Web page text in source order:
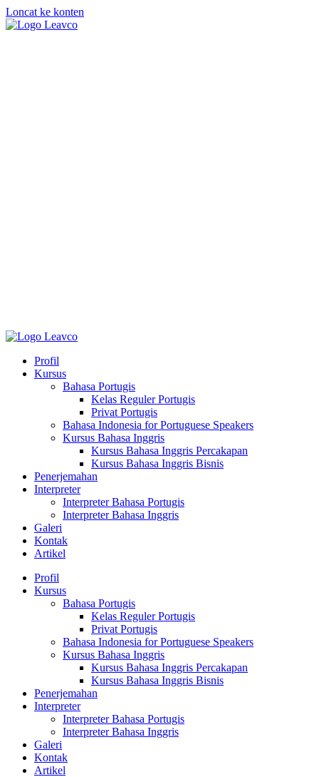
Loncat ke konten
Profil
Kursus
Bahasa Portugis
Kelas Reguler Portugis
Privat Portugis
Bahasa Indonesia for Portuguese Speakers
Kursus Bahasa Inggris
Kursus Bahasa Inggris Percakapan
Kursus Bahasa Inggris Bisnis
Penerjemahan
Interpreter
Interpreter Bahasa Portugis
Interpreter Bahasa Inggris
Galeri
Kontak
Artikel
Profil
Kursus
Bahasa Portugis
Kelas Reguler Portugis
Privat Portugis
Bahasa Indonesia for Portuguese Speakers
Kursus Bahasa Inggris
Kursus Bahasa Inggris Percakapan
Kursus Bahasa Inggris Bisnis
Penerjemahan
Interpreter
Interpreter Bahasa Portugis
Interpreter Bahasa Inggris
Galeri
Kontak
Artikel